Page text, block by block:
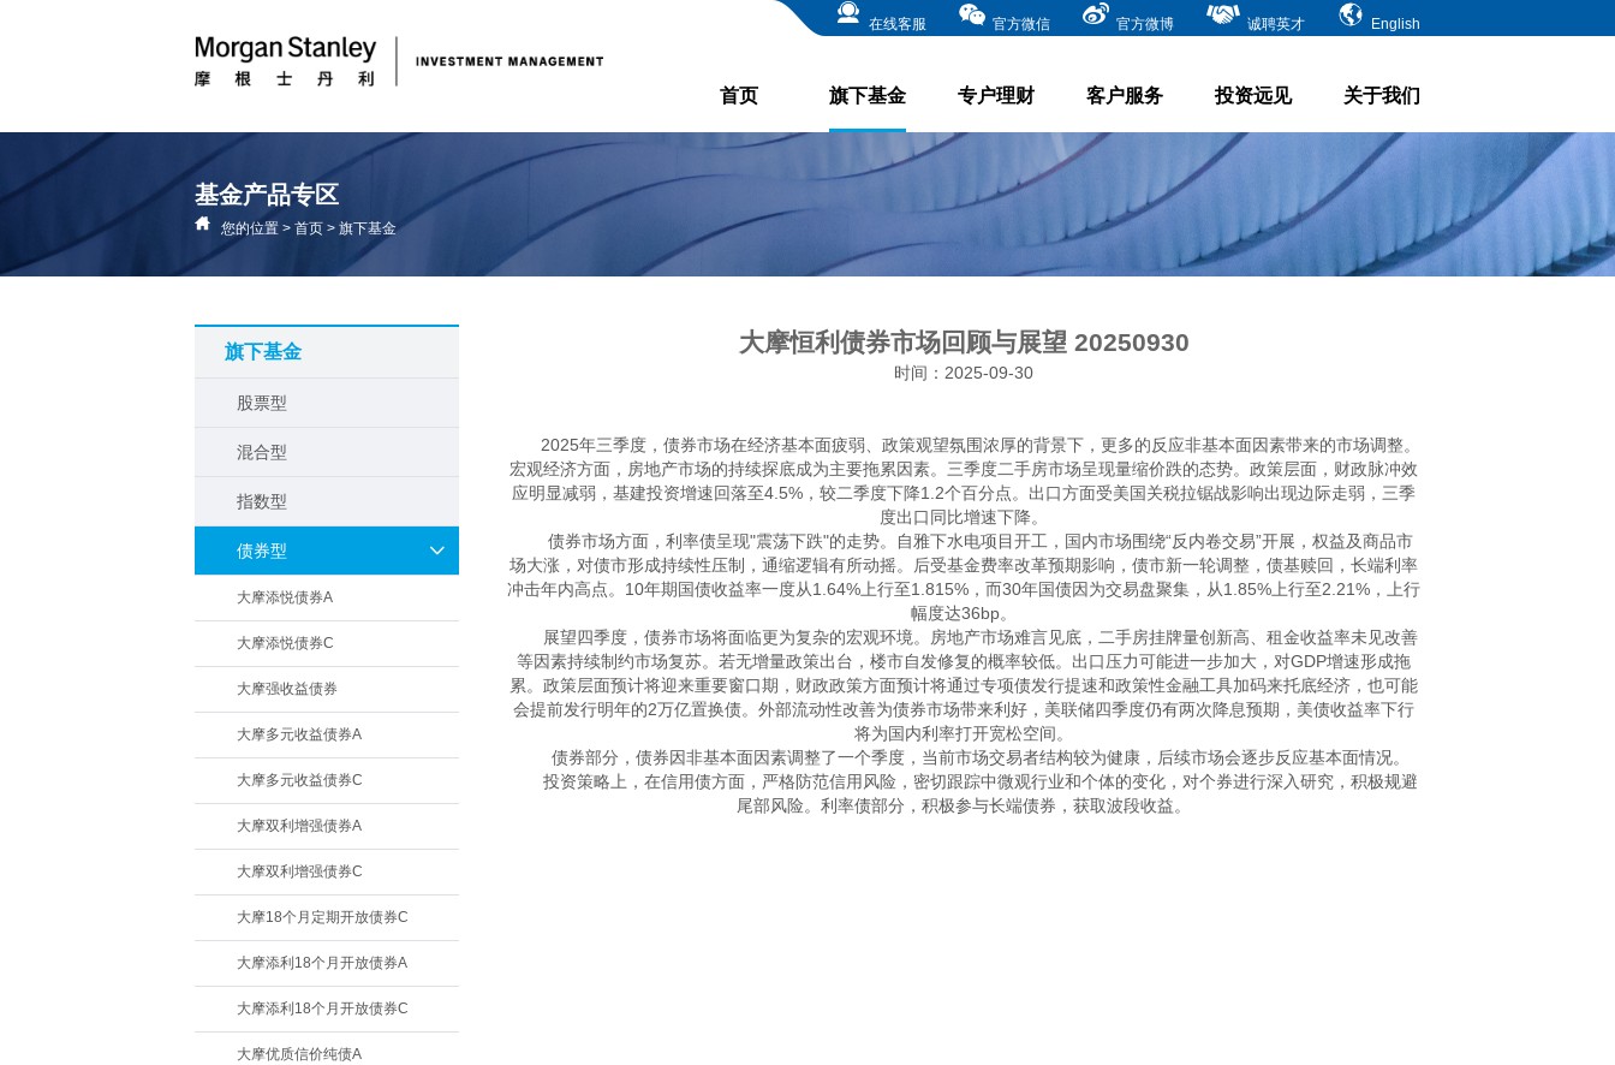
在线客服 官方微信 官方微博 诚聘英才 English
首页 旗下基金 专户理财 客户服务 投资远见 关于我们
基金产品专区
您的位置 > 首页 > 旗下基金
旗下基金
股票型
混合型
指数型
债券型
大摩添悦债券A
大摩添悦债券C
大摩强收益债券
大摩多元收益债券A
大摩多元收益债券C
大摩双利增强债券A
大摩双利增强债券C
大摩18个月定期开放债券C
大摩添利18个月开放债券A
大摩添利18个月开放债券C
大摩优质信价纯债A
大摩恒利债券市场回顾与展望 20250930
时间：2025-09-30
2025年三季度，债券市场在经济基本面疲弱、政策观望氛围浓厚的背景下，更多的反应非基本面因素带来的市场调整。
宏观经济方面，房地产市场的持续探底成为主要拖累因素。三季度二手房市场呈现量缩价跌的态势。政策层面，财政脉冲效
应明显减弱，基建投资增速回落至4.5%，较二季度下降1.2个百分点。出口方面受美国关税拉锯战影响出现边际走弱，三季
度出口同比增速下降。
债券市场方面，利率债呈现"震荡下跌"的走势。自雅下水电项目开工，国内市场围绕“反内卷交易”开展，权益及商品市
场大涨，对债市形成持续性压制，通缩逻辑有所动摇。后受基金费率改革预期影响，债市新一轮调整，债基赎回，长端利率
冲击年内高点。10年期国债收益率一度从1.64%上行至1.815%，而30年国债因为交易盘聚集，从1.85%上行至2.21%，上行
幅度达36bp。
展望四季度，债券市场将面临更为复杂的宏观环境。房地产市场难言见底，二手房挂牌量创新高、租金收益率未见改善
等因素持续制约市场复苏。若无增量政策出台，楼市自发修复的概率较低。出口压力可能进一步加大，对GDP增速形成拖
累。政策层面预计将迎来重要窗口期，财政政策方面预计将通过专项债发行提速和政策性金融工具加码来托底经济，也可能
会提前发行明年的2万亿置换债。外部流动性改善为债券市场带来利好，美联储四季度仍有两次降息预期，美债收益率下行
将为国内利率打开宽松空间。
债券部分，债券因非基本面因素调整了一个季度，当前市场交易者结构较为健康，后续市场会逐步反应基本面情况。
投资策略上，在信用债方面，严格防范信用风险，密切跟踪中微观行业和个体的变化，对个券进行深入研究，积极规避
尾部风险。利率债部分，积极参与长端债券，获取波段收益。